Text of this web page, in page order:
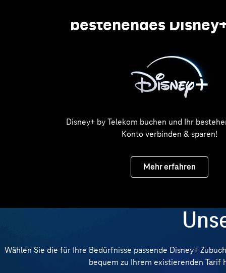
bestehendes
Disney+ by Telekom buchen und Ihr
Konto verbinden & sparen!
Mehr erfahren
Wählen Sie die für Ihre Bedürfnisse passende Disney+
bequem zu Ihrem existierenden Tarif